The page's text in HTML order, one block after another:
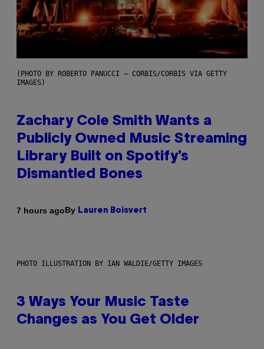
(PHOTO BY ROBERTO PANUCCI – CORBIS/CORBIS VIA GETTY
IMAGES)
Zachary Cole Smith Wants a
Publicly Owned Music Streaming
Library Built on Spotify’s
Dismantled Bones
7 hours agoBy Lauren Boisvert
PHOTO ILLUSTRATION BY IAN WALDIE/GETTY IMAGES
3 Ways Your Music Taste
Changes as You Get Older